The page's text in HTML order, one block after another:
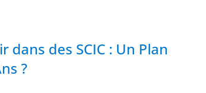
des SCIC : Un Plan
?